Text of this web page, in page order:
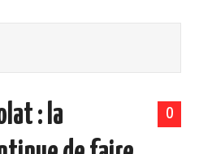
0
: la